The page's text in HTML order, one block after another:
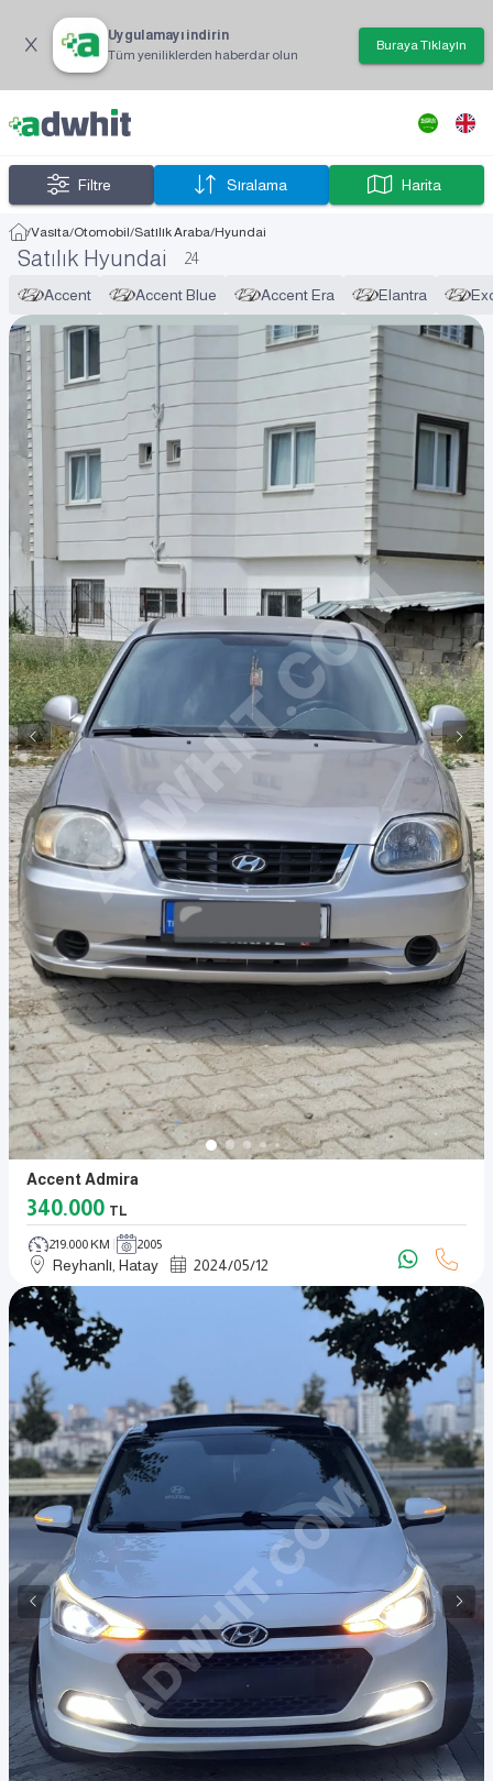
Uygulamayı indirin
Tüm yeniliklerden haberdar olun
Buraya Tıklayın
Filtre Sıralama Harita
/Vasıta/Otomobil/Satılık Araba/Hyundai
Satılık Hyundai 24
Accent Accent Blue Accent Era Elantra
Accent Admirа
340.000 TL
219.000 KM 2005
Reyhanlı, Hatay 2024/05/12